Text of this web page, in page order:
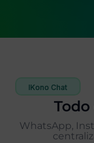
IKono Chat
WhatsApp,